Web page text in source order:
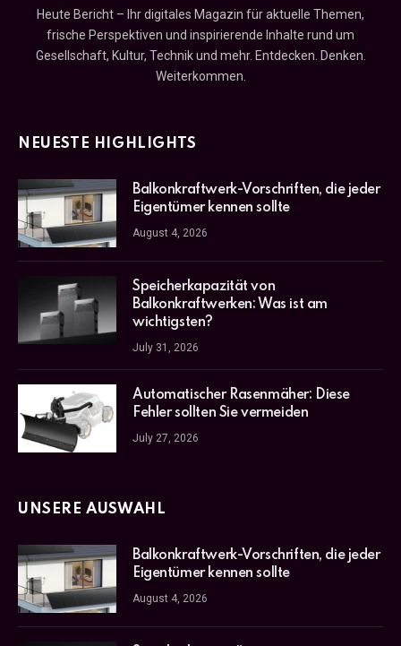
Heute Bericht – Ihr digitales Magazin für aktuelle Themen,
frische Perspektiven und inspirierende Inhalte rund um
Gesellschaft, Kultur, Technik und mehr. Entdecken. Denken.
Weiterkommen.
NEUESTE HIGHLIGHTS
Balkonkraftwerk-Vorschriften, die jeder
Eigentümer kennen sollte
August 4, 2026
Speicherkapazität von
Balkonkraftwerken: Was ist am
wichtigsten?
July 31, 2026
Automatischer Rasenmäher: Diese
Fehler sollten Sie vermeiden
July 27, 2026
UNSERE AUSWAHL
Balkonkraftwerk-Vorschriften, die jeder
Eigentümer kennen sollte
August 4, 2026